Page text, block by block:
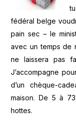
fédéral belge
pain sec – le
avec un temps de
ne laissera pas
J’accompagne
d’un chèque-
maison. De 5 à
hottes.